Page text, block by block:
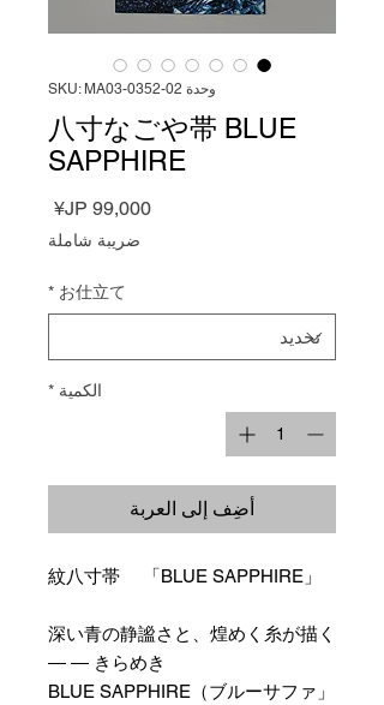
وحدة SKU: MA03-0352-02
八寸なごや帯 BLUE
SAPPHIRE
السعر
ضريبة شاملة
お仕立て
*
الكمية *
أضِف إلى العربة
紋八寸帯 「BLUE SAPPHIRE」
深い青の静謐さと、煌めく糸が描く
きらめき ― ―
「BLUE SAPPHIRE（ブルーサファ